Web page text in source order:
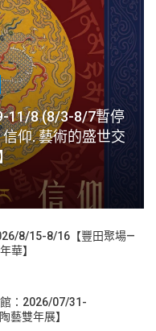
11/8 (8/3-8/7暫停
仰. 藝術的盛世交
8/15-8/16【豐田聚場—
華】
：2026/07/31-
藝雙年展】